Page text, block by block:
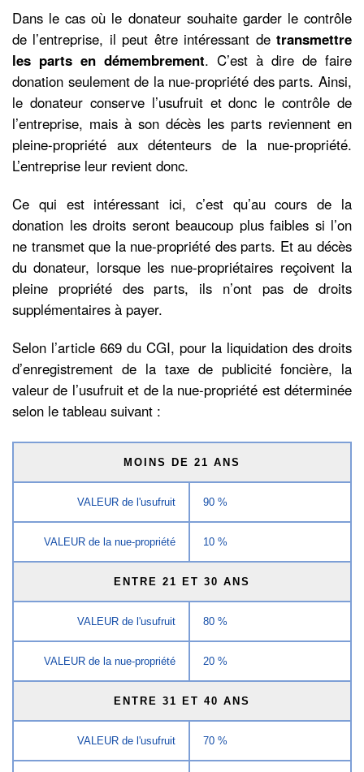
Dans le cas où le donateur souhaite garder le contrôle
de l’entreprise, il peut être intéressant de transmettre
les parts en démembrement. C’est à dire de faire
donation seulement de la nue-propriété des parts. Ainsi,
le donateur conserve l’usufruit et donc le contrôle de
l’entreprise, mais à son décès les parts reviennent en
pleine-propriété aux détenteurs de la nue-propriété.
L’entreprise leur revient donc.
Ce qui est intéressant ici, c’est qu’au cours de la
donation les droits seront beaucoup plus faibles si l’on
ne transmet que la nue-propriété des parts. Et au décès
du donateur, lorsque les nue-propriétaires reçoivent la
pleine propriété des parts, ils n’ont pas de droits
supplémentaires à payer.
Selon l’article 669 du CGI, pour la liquidation des droits
d’enregistrement de la taxe de publicité foncière, la
valeur de l’usufruit et de la nue-propriété est déterminée
selon le tableau suivant :
MOINS DE 21 ANS
VALEUR de l'usufruit 90 %
VALEUR de la nue-propriété 10 %
ENTRE 21 ET 30 ANS
VALEUR de l'usufruit 80 %
VALEUR de la nue-propriété 20 %
ENTRE 31 ET 40 ANS
VALEUR de l'usufruit 70 %